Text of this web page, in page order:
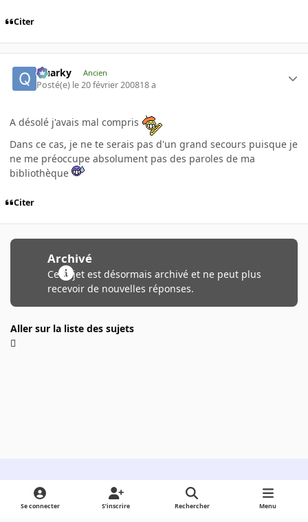
Citer
Quarky Ancien
Posté(e) le 20 février 200818 a
A désolé j'avais mal compris
Dans ce cas, je ne te serais pas d'un grand secours puisque je
ne me préoccupe absolument pas des paroles de ma
bibliothèque
Citer
Archivé
Ce sujet est désormais archivé et ne peut plus
recevoir de nouvelles réponses.
Aller sur la liste des sujets
Light ModeDark ModeSystem Preference
Se connecter S’inscrire Rechercher Menu